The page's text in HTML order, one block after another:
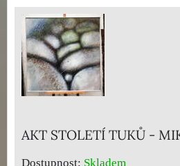
AKT STOLETÍ TUKŮ -
Dostupnost: Skladem